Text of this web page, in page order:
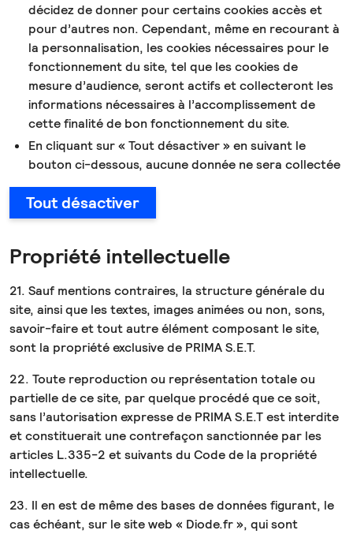
décidez de donner pour certains cookies accès et
pour d’autres non. Cependant, même en recourant à
la personnalisation, les cookies nécessaires pour le
fonctionnement du site, tel que les cookies de
mesure d’audience, seront actifs et collecteront les
informations nécessaires à l’accomplissement de
cette finalité de bon fonctionnement du site.
En cliquant sur « Tout désactiver » en suivant le
bouton ci-dessous, aucune donnée ne sera collectée
Tout désactiver
Propriété intellectuelle
21. Sauf mentions contraires, la structure générale du
site, ainsi que les textes, images animées ou non, sons,
savoir-faire et tout autre élément composant le site,
sont la propriété exclusive de PRIMA S.E.T.
22. Toute reproduction ou représentation totale ou
partielle de ce site, par quelque procédé que ce soit,
sans l’autorisation expresse de PRIMA S.E.T est interdite
et constituerait une contrefaçon sanctionnée par les
articles L.335-2 et suivants du Code de la propriété
intellectuelle.
23. Il en est de même des bases de données figurant, le
cas échéant, sur le site web « Diode.fr », qui sont